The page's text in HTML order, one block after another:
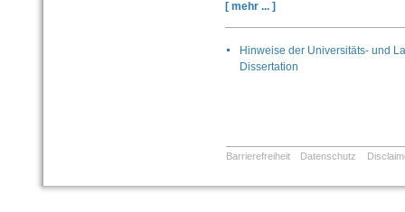
[ mehr ... ]
Hinweise der Universitäts- und
Dissertation
Barrierefreiheit Datenschutz